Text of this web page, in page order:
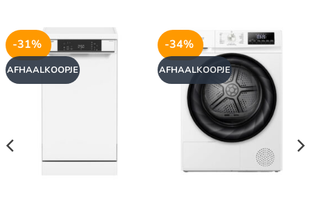
-31%
AFHAALKOOPJE
-34%
AFHAALKOOPJE